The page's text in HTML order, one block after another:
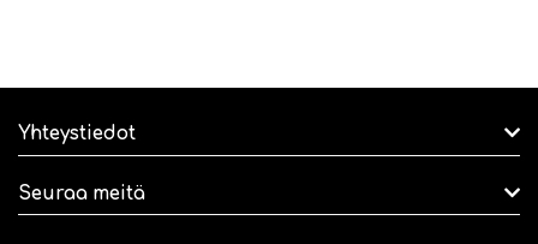
Yhteystiedot
Seuraa meitä